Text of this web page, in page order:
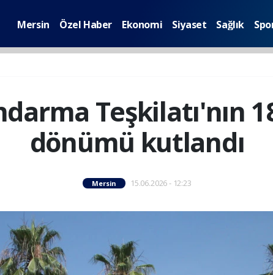
Mersin Özel Haber Ekonomi Siyaset Sağlık
Teşkilatı'nın
dönümü kutlandı
Mersin 15.06.2026 - 12:23